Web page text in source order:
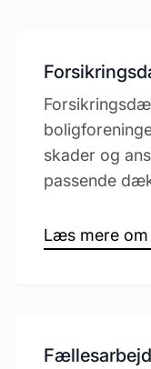
skader og
passende
Læs mere